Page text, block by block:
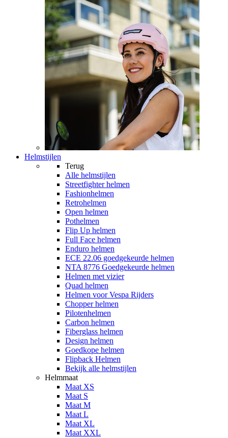
Helmstijlen
Terug
Alle helmstijlen
Streetfighter helmen
Fashionhelmen
Retrohelmen
Open helmen
Pothelmen
Flip Up helmen
Full Face helmen
Enduro helmen
ECE 22.06 goedgekeurde helmen
NTA 8776 Goedgekeurde helmen
Helmen met vizier
Quad helmen
Helmen voor Vespa Rijders
Chopper helmen
Pilotenhelmen
Carbon helmen
Fiberglass helmen
Design helmen
Goedkope helmen
Flipback Helmen
Bekijk alle helmstijlen
Helmmaat
Maat XS
Maat S
Maat M
Maat L
Maat XL
Maat XXL